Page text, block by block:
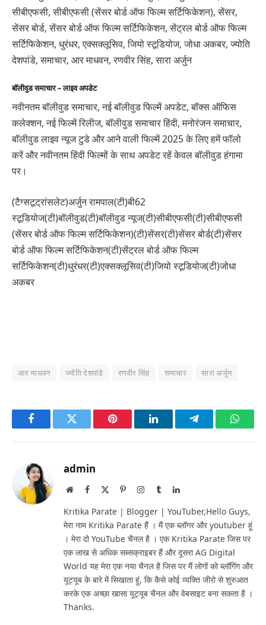
सीबीएफसी, सीबीएफसी (सेंसर बोर्ड ऑफ फिल्म सर्टिफिकेशन), सेंसर,
सेंसर बोर्ड, सेंसर बोर्ड ऑफ फिल्म सर्टिफिकेशन, सेंट्रल बोर्ड ऑफ फिल्म
सर्टिफिकेशन, धुरंधर, एक्सक्लूसिव, जियो स्टूडियोज, जोधा अकबर, ज्योति
देशपांडे, समाचार, आर माधवन, रणवीर सिंह, सारा अर्जुन
बॉलीवुड समाचार – लाइव अपडेट
नवीनतम बॉलीवुड समाचार, नई बॉलीवुड फिल्में अपडेट, बॉक्स ऑफिस
कलेक्शन, नई फिल्में रिलीज, बॉलीवुड समाचार हिंदी, मनोरंजन समाचार,
बॉलीवुड लाइव न्यूज टुडे और आने वाली फिल्में 2025 के लिए हमें फॉलो
करें और नवीनतम हिंदी फिल्मों के साथ अपडेट रहें केवल बॉलीवुड हंगामा
पर।
(टैग्सटूट्रांसलेट)अर्जुन रामपाल(टी)बी62
स्टूडियोज(टी)बॉलीवुड(टी)बॉलीवुड न्यूज(टी)सीबीएफसी(टी)सीबीएफसी
(सेंसर बोर्ड ऑफ फिल्म सर्टिफिकेशन)(टी)सेंसर(टी)सेंसर बोर्ड(टी)सेंसर
बोर्ड ऑफ फिल्म सर्टिफिकेशन(टी)सेंट्रल बोर्ड ऑफ फिल्म
सर्टिफिकेशन(टी)धुरंधर(टी)एक्सक्लूसिव(टी)जियो स्टूडियोज(टी)जोधा
अकबर
आर माधवन ज्योति देशपांडे रणवीर सिंह समाचार सारा अर्जुन
FacebookTwitter Pinterest LinkedInTelegram
admin
WebsiteFacebook PinterestInstagram
TumblrLinkedIn
Kritika Parate | Blogger | YouTuber,Hello Guys,
मेरा नाम Kritika Parate हैं । मैं एक ब्लॉगर और youtuber हूं
। मेरा दो YouTube चैनल है । एक Kritika Parate जिस पर
एक लाख से अधिक सब्सक्राइबर हैं और दूसरा AG Digital
World यह मेरा एक नया चैनल है जिस पर मैं लोगों को ब्लॉगिंग और
यूट्यूब के बारे में सिखाता हूं, कि कैसे कोई व्यक्ति जीरो से शुरुआत
करके एक अच्छा खासा यूट्यूब चैनल और वेबसाइट बना सकता है ।
Thanks.